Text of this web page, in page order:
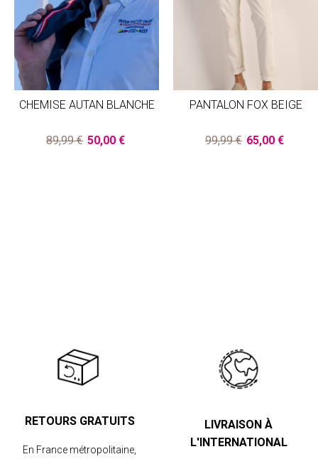
CHEMISE AUTAN BLANCHE
89,99 € 50,00 €
PANTALON FOX BEIGE
99,99 € 65,00 €
RETOURS GRATUITS
En France métropolitaine,
LIVRAISON À
L'INTERNATIONAL